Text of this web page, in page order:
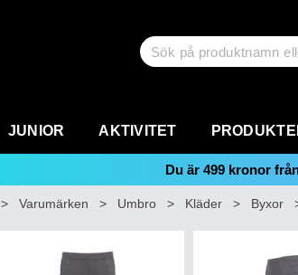
JUNIOR AKTIVITET
Du är 499 kronor
> Varumärken > Umbro > Kläder > Byxor